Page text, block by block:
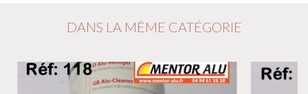
DANS LA MÊME CATÉGORIE